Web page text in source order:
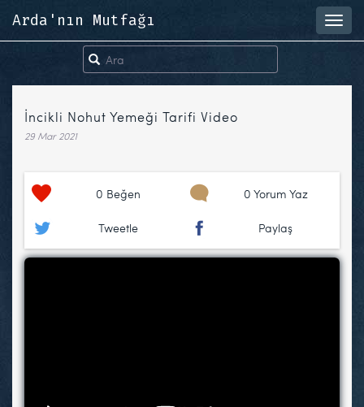
Arda'nın Mutfağı
İncikli Nohut Yemeği Tarifi Video
29 Mar 2021
0 Beğen 0 Yorum Yaz
Tweetle Paylaş